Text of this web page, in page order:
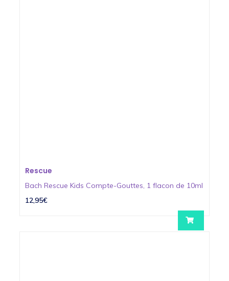
Rescue
Bach Rescue Kids Compte-Gouttes, 1 flacon de 10ml
12,95€